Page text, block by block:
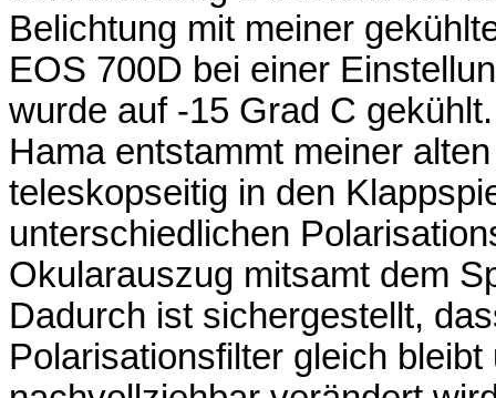
Belichtung mit meiner
EOS 700D bei einer
wurde auf -15 Grad C
Hama entstammt meiner
teleskopseitig in den
unterschiedlichen
Okularauszug mitsamt dem
Dadurch ist sichergestellt,
Polarisationsfilter gleich